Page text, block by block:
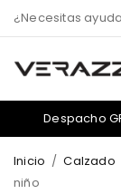
¿Necesitas
Despacho
Inicio / Calzado
niño